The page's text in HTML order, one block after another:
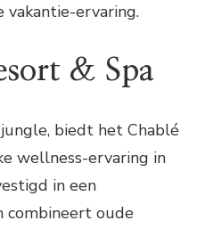
vakantie-ervaring.
& Spa
biedt het Chablé
wellness-ervaring in
in een
combineert oude